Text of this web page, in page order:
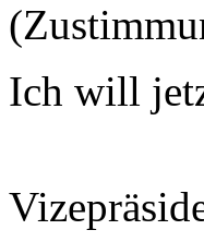
Ich will